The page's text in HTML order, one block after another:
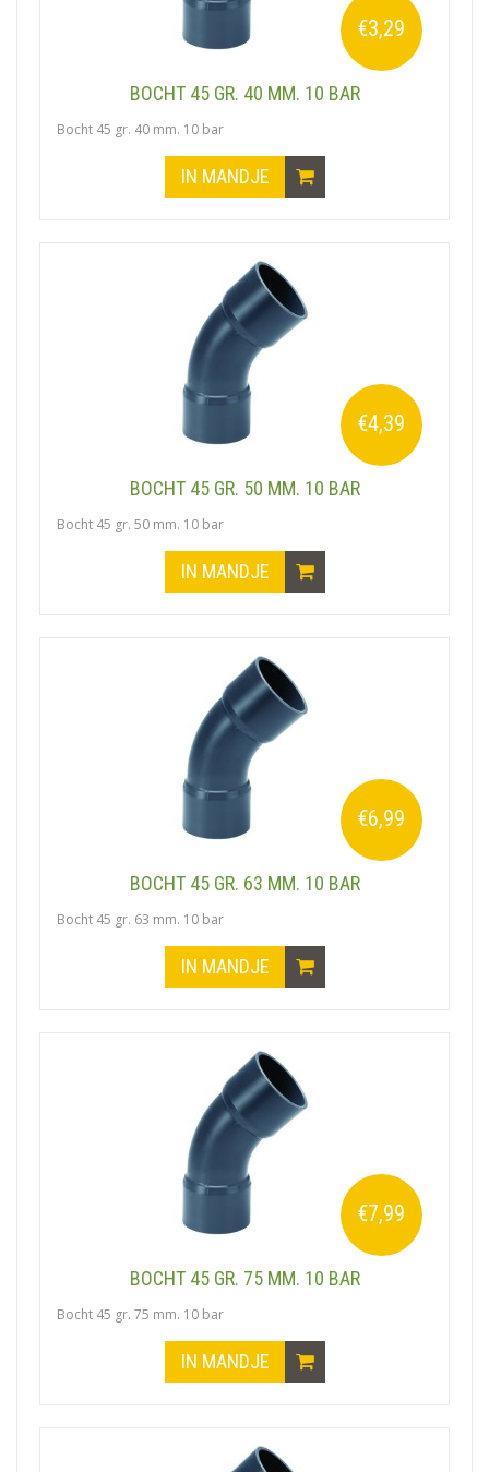
€3,29
BOCHT 45 GR. 40 MM. 10 BAR
Bocht 45 gr. 40 mm. 10 bar
IN MANDJE
€4,39
BOCHT 45 GR. 50 MM. 10 BAR
Bocht 45 gr. 50 mm. 10 bar
IN MANDJE
€6,99
BOCHT 45 GR. 63 MM. 10 BAR
Bocht 45 gr. 63 mm. 10 bar
IN MANDJE
€7,99
BOCHT 45 GR. 75 MM. 10 BAR
Bocht 45 gr. 75 mm. 10 bar
IN MANDJE